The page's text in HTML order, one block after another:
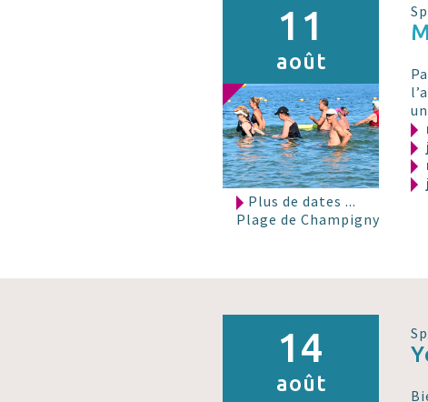
11
août
Plus de dates ...
Plage de Champigny
14
août